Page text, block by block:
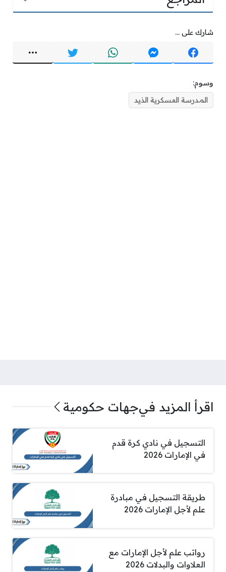
شارك على ...
وسوم:
المدرسة العسكرية الذيد
اقرأ المزيد فيجهات حكومية
التسجيل في نادي كرة قدم
في الإمارات 2026
طريقة التسجيل في مبادرة
علم لأجل الإمارات 2026
رواتب علم لأجل الإمارات مع
العلاوات والبدلات 2026